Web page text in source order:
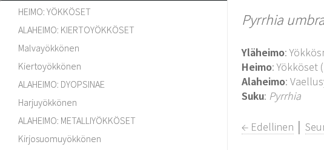
HEIMO: YÖKKÖSET
ALAHEIMO: KIERTOYÖKKÖSET
Malvayökkönen
Kiertoyökkönen
ALAHEIMO: DYOPSINAE
Harjuyökkönen
ALAHEIMO: METALLIYÖKKÖSET
Kirjosuomuyökkönen
Pyrrhia
Yläheimo:
Heimo: Yökköset
Alaheimo:
Suku: Pyrrhia
← Edellinen │